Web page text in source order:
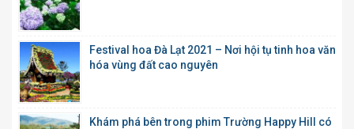
Festival hoa Đà Lạt 2021 – Nơi hội tụ tinh hoa văn
hóa vùng đất cao nguyên
Khám phá bên trong phim Trường Happy Hill có